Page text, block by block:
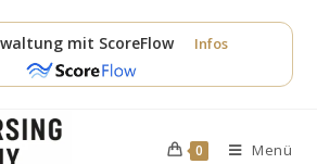
mit ScoreFlow Infos
0 Menü